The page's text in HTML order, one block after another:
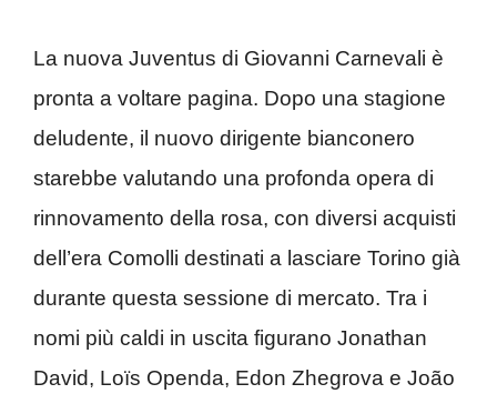
La nuova Juventus di Giovanni Carnevali è
pronta a voltare pagina. Dopo una stagione
deludente, il nuovo dirigente bianconero
starebbe valutando una profonda opera di
rinnovamento della rosa, con diversi acquisti
dell’era Comolli destinati a lasciare Torino già
durante questa sessione di mercato. Tra i
nomi più caldi in uscita figurano Jonathan
David, Loïs Openda, Edon Zhegrova e João